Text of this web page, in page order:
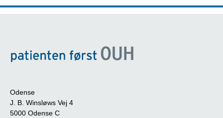
Odense
J. B. Winsløws Vej 4
5000 Odense C